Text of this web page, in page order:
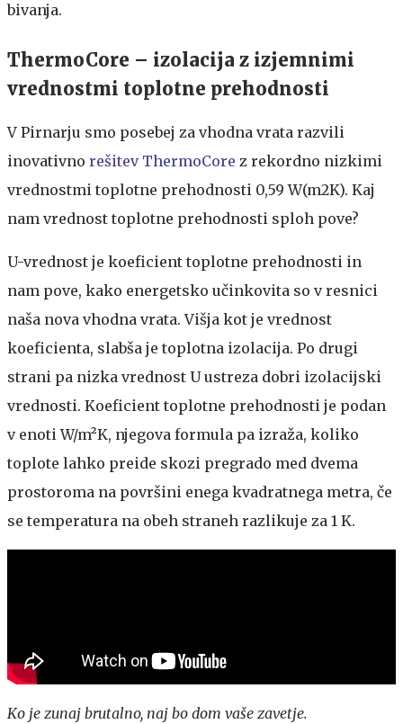
bivanja.
ThermoCore – izolacija z izjemnimi
vrednostmi toplotne prehodnosti
V Pirnarju smo posebej za vhodna vrata razvili
inovativno rešitev ThermoCore z rekordno nizkimi
vrednostmi toplotne prehodnosti 0,59 W(m2K). Kaj
nam vrednost toplotne prehodnosti sploh pove?
U-vrednost je koeficient toplotne prehodnosti in
nam pove, kako energetsko učinkovita so v resnici
naša nova vhodna vrata. Višja kot je vrednost
koeficienta, slabša je toplotna izolacija. Po drugi
strani pa nizka vrednost U ustreza dobri izolacijski
vrednosti. Koeficient toplotne prehodnosti je podan
v enoti W/m²K, njegova formula pa izraža, koliko
toplote lahko preide skozi pregrado med dvema
prostoroma na površini enega kvadratnega metra, če
se temperatura na obeh straneh razlikuje za 1 K.
Ko je zunaj brutalno, naj bo dom vaše zavetje.